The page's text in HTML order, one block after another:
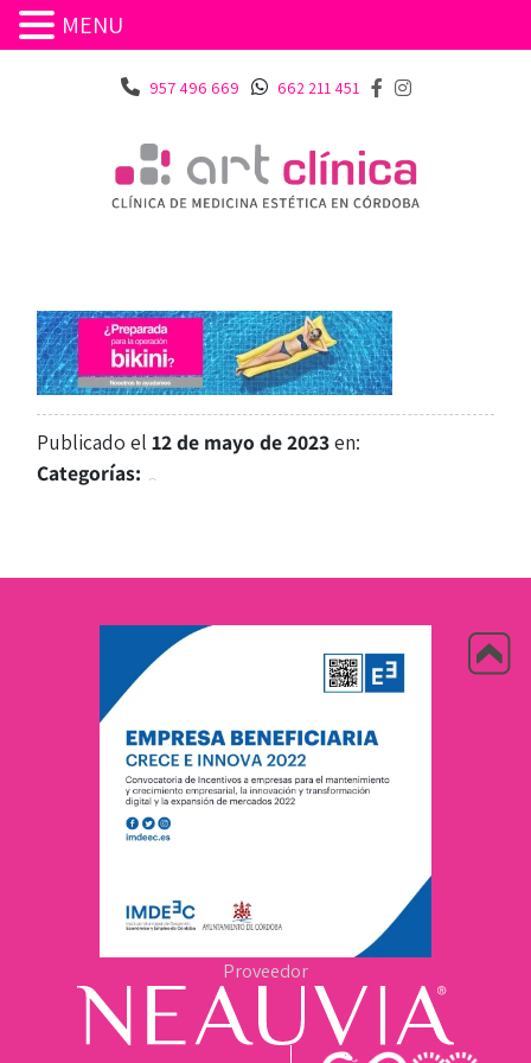
957 496 669 662 211 451
Publicado el12 de mayo de 2023en:
Categorías:
Proveedor
MENU